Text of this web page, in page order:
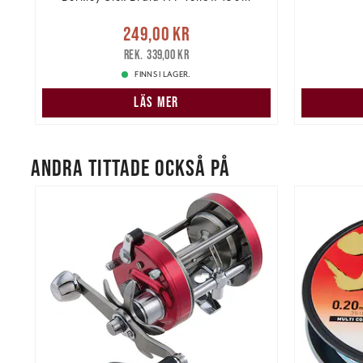
Nuvarande pris
Tidigare pris
249,00 kr
339,00 kr
FINNS I LAGER.
LÄS MER
ANDRA TITTADE OCKSÅ PÅ